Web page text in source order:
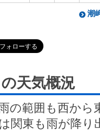
潮
天気概況
の範囲も西から
関東も雨が降り